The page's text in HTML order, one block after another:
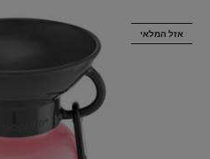
אזל המלאי